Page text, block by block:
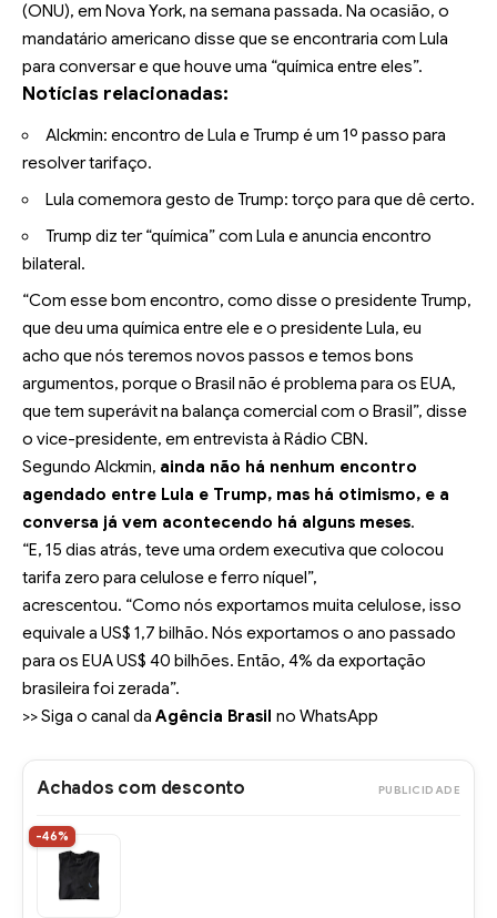
(ONU), em Nova York, na semana passada. Na ocasião, o
mandatário americano disse que se encontraria com Lula
para conversare que houve uma “química entre eles”.
Notícias relacionadas:
Alckmin: encontro de Lula e Trump é um 1º passo para
resolver tarifaço.
Lula comemora gesto de Trump: torço para que dê certo.
Trump diz ter “química” com Lula e anuncia encontro
bilateral.
“Com esse bom encontro, como disse o presidente Trump,
que deu uma química entre ele e o presidente Lula, eu
acho que nós teremos novos passos e temos bons
argumentos, porque o Brasil não é problema para os EUA,
que tem superávit na balança comercial com o Brasil”, disse
o vice-presidente, em entrevista à Rádio CBN.
Segundo Alckmin, ainda não há nenhum encontro
agendado entre Lula e Trump, mas há otimismo, e a
conversa já vem acontecendo há alguns meses.
“E, 15 dias atrás, teve uma ordem executiva que colocou
tarifa zero para celulose e ferro níquel”,
acrescentou. “Como nós exportamos muita celulose, isso
equivale a US$ 1,7 bilhão. Nós exportamos o ano passado
para os EUA US$ 40 bilhões. Então, 4% da exportação
brasileira foi zerada”.
>> Siga o canal da Agência Brasil no WhatsApp
Achados com desconto PUBLICIDADE
-46%